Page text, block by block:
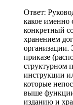
Ответ:
какое именно
конкретный
хранением
организации.
приказе
структурном
инструкции
которые
выше
изданию и